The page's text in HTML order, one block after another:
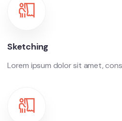
Sketching
Lorem ipsum dolor sit amet,